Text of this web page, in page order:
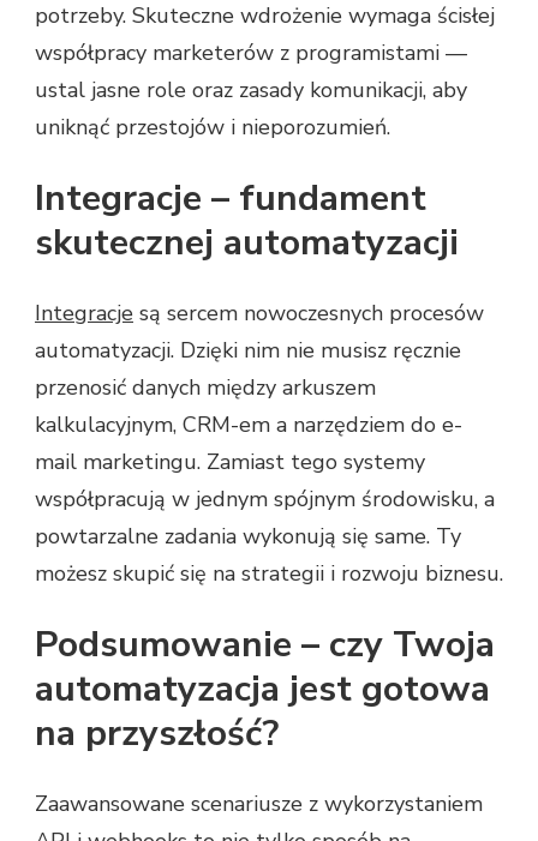
potrzeby. Skuteczne wdrożenie wymaga ścisłej
współpracy marketerów z programistami —
ustal jasne role oraz zasady komunikacji, aby
uniknąć przestojów i nieporozumień.
Integracje – fundament
skutecznej automatyzacji
Integracje są sercem nowoczesnych procesów
automatyzacji. Dzięki nim nie musisz ręcznie
przenosić danych między arkuszem
kalkulacyjnym, CRM-em a narzędziem do e-
mail marketingu. Zamiast tego systemy
współpracują w jednym spójnym środowisku, a
powtarzalne zadania wykonują się same. Ty
możesz skupić się na strategii i rozwoju biznesu.
Podsumowanie – czy Twoja
automatyzacja jest gotowa
na przyszłość?
Zaawansowane scenariusze z wykorzystaniem